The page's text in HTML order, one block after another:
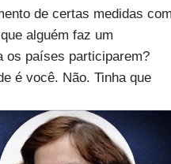
de certas medidas com
alguém faz um
os países participarem?
é você. Não. Tinha que